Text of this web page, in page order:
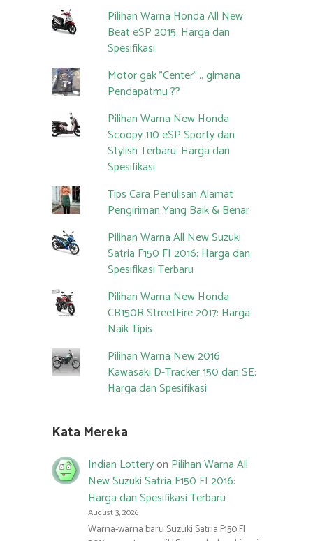
Pilihan Warna Honda All New
Beat eSP 2015: Harga dan
Spesifikasi
Motor gak "Center"... gimana
Pendapatmu ??
Pilihan Warna New Honda
Scoopy 110 eSP Sporty dan
Stylish Terbaru: Harga dan
Spesifikasi
Tips Cara Penulisan Alamat
Pengiriman Yang Baik & Benar
Pilihan Warna All New Suzuki
Satria F150 FI 2016: Harga dan
Spesifikasi Terbaru
Pilihan Warna New Honda
CB150R StreetFire 2017: Harga
Naik Tipis
Pilihan Warna New 2016
Kawasaki D-Tracker 150 dan SE:
Harga dan Spesifikasi
Kata Mereka
Indian Lotteryon Pilihan Warna All
New Suzuki Satria F150 FI 2016:
Harga dan Spesifikasi Terbaru
August 3, 2026
Warna-warna baru Suzuki Satria F150 FI